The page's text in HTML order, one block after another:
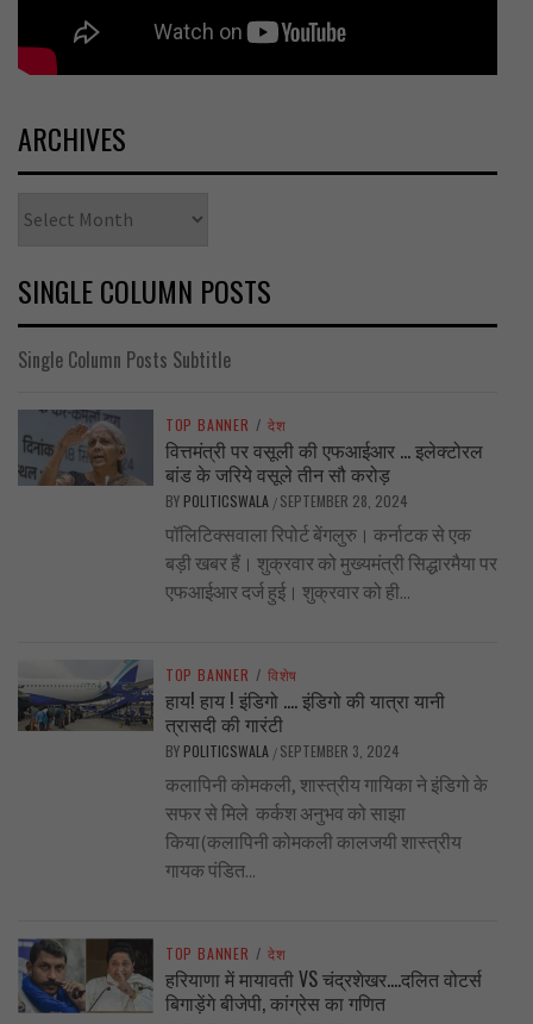
ARCHIVES
SINGLE COLUMN POSTS
Single Column Posts Subtitle
TOP BANNER / देश
वित्तमंत्री पर वसूली की एफआईआर … इलेक्टोरल
बांड के जरिये वसूले तीन सौ करोड़
BY POLITICSWALA / SEPTEMBER 28, 2024
पॉलिटिक्सवाला रिपोर्ट बेंगलुरु। कर्नाटक से एक
बड़ी खबर हैं। शुक्रवार को मुख्यमंत्री सिद्धारमैया पर
एफआईआर दर्ज हुई। शुक्रवार को ही...
TOP BANNER / विशेष
हाय! हाय ! इंडिगो …. इंडिगो की यात्रा यानी
त्रासदी की गारंटी
BY POLITICSWALA / SEPTEMBER 3, 2024
कलापिनी कोमकली, शास्त्रीय गायिका ने इंडिगो के
सफर से मिले कर्कश अनुभव को साझा
किया(कलापिनी कोमकली कालजयी शास्त्रीय
गायक पंडित...
TOP BANNER / देश
हरियाणा में मायावती VS चंद्रशेखर….दलित वोटर्स
बिगाड़ेंगे बीजेपी, कांग्रेस का गणित